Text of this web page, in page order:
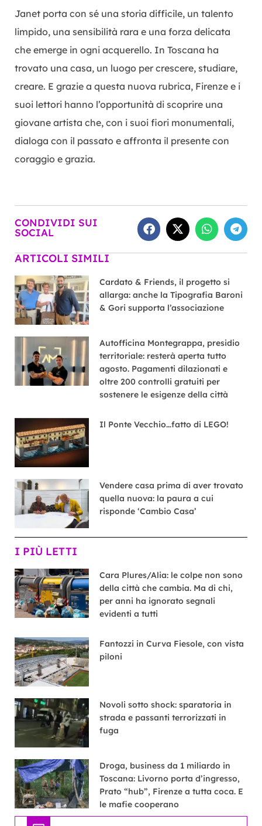
Janet porta con sé una storia difficile, un talento
limpido, una sensibilità rara e una forza delicata
che emerge in ogni acquerello. In Toscana ha
trovato una casa, un luogo per crescere, studiare,
creare. E grazie a questa nuova rubrica, Firenze e i
suoi lettori hanno l’opportunità di scoprire una
giovane artista che, con i suoi fiori monumentali,
dialoga con il passato e affronta il presente con
coraggio e grazia.
CONDIVIDI SUI
SOCIAL
ARTICOLI SIMILI
Cardato & Friends, il progetto si
allarga: anche la Tipografia Baroni
& Gori supporta l’associazione
Autofficina Montegrappa, presidio
territoriale: resterà aperta tutto
agosto. Pagamenti dilazionati e
oltre 200 controlli gratuiti per
sostenere le esigenze della città
Il Ponte Vecchio…fatto di LEGO!
Vendere casa prima di aver trovato
quella nuova: la paura a cui
risponde ‘Cambio Casa’
I PIÙ LETTI
Cara Plures/Alia: le colpe non sono
della città che cambia. Ma di chi,
per anni ha ignorato segnali
evidenti a tutti
Fantozzi in Curva Fiesole, con vista
piloni
Novoli sotto shock: sparatoria in
strada e passanti terrorizzati in
fuga
Droga, business da 1 miliardo in
Toscana: Livorno porta d’ingresso,
Prato “hub”, Firenze a tutta coca. E
le mafie cooperano